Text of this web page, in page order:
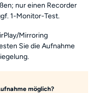
nur einen Recorder
1-Monitor-Test.
Mirroring
Sie die Aufnahme
möglich?